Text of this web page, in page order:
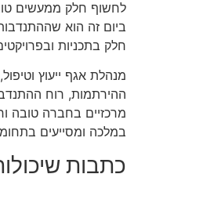
לחשוף חלק ממעשים
ביום זה הוא
חלק בתכניות
מנהלת אגף ייעוץ
ההירתמות, רוח
מרכזיים בחברה טובה
במלכה ומסייעים
כתבות